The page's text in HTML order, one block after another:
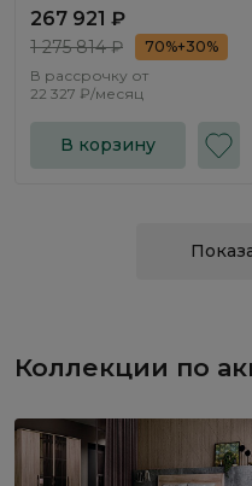
267 921 ₽
1 275 814 ₽
70%+30%
В рассрочку от
22 327 ₽/месяц
В корзину
Коллекции по